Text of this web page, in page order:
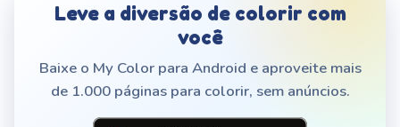
Leve a diversão de colorir com
você
Baixe o My Color para Android e aproveite mais
de 1.000 páginas para colorir, sem anúncios.